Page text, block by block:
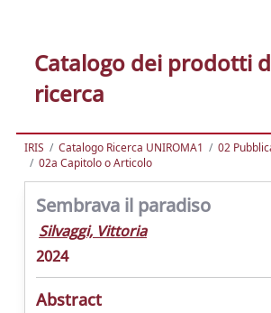
Catalogo dei prodotti
ricerca
IRIS Catalogo Ricerca UNIROMA1
02
02a Capitolo o Articolo
Sembrava il paradiso
Silvaggi, Vittoria
2024
Abstract